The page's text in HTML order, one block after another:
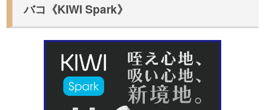
バコ《KIWI Spark》